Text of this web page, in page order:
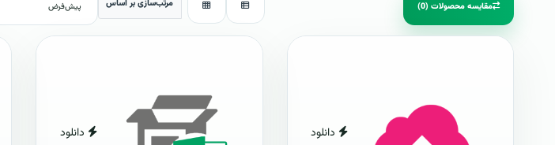
مقایسه محصولات (0) مرتب‌سازی بر اساس
دانلود
دانلود